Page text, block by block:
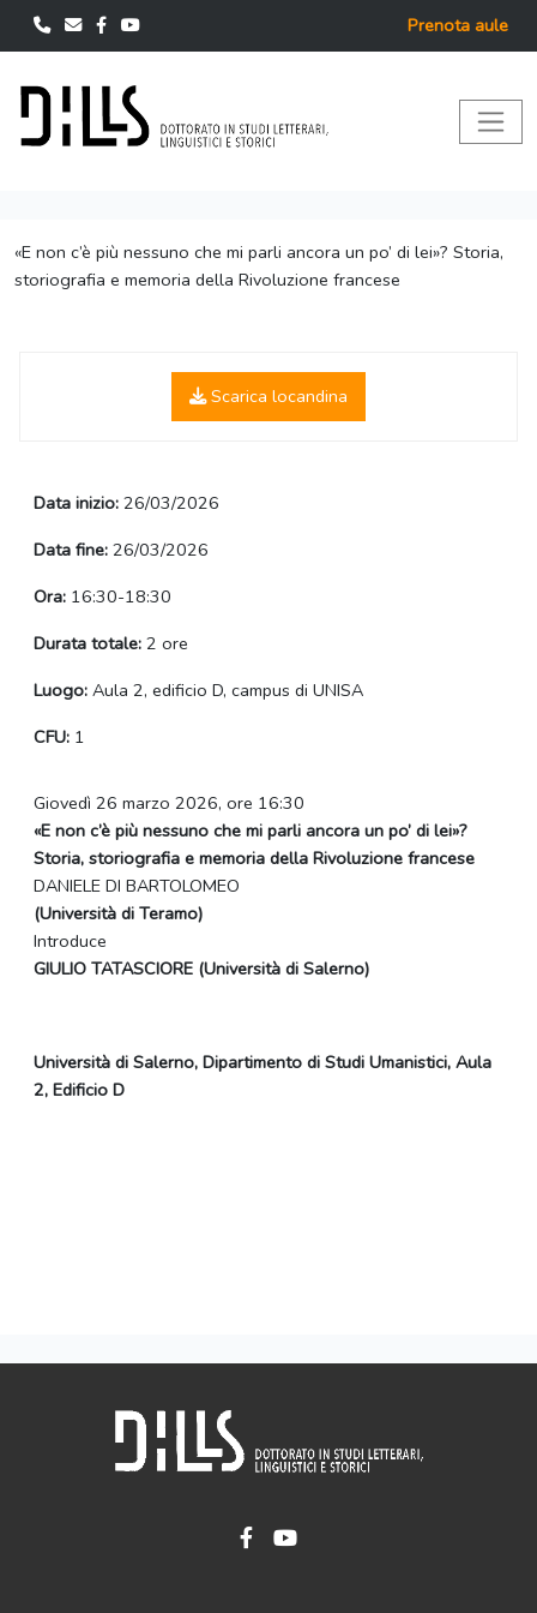
Prenota aule
«E non c’è più nessuno che mi parli ancora un po’ di lei»? Storia,
storiografia e memoria della Rivoluzione francese
Scarica locandina
Data inizio: 26/03/2026
Data fine: 26/03/2026
Ora: 16:30-18:30
Durata totale: 2 ore
Luogo: Aula 2, edificio D, campus di UNISA
CFU: 1
Giovedì 26 marzo 2026, ore 16:30
«E non c’è più nessuno che mi parli ancora un po’ di lei»?
Storia, storiografia e memoria della Rivoluzione francese
DANIELE DI BARTOLOMEO
(Università di Teramo)
Introduce
GIULIO TATASCIORE (Università di Salerno)
Università di Salerno, Dipartimento di Studi Umanistici, Aula
2, Edificio D